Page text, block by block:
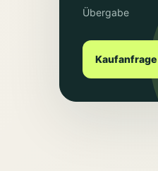
Übergabe